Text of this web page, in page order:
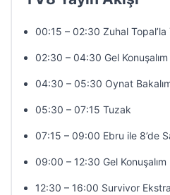
00:15 – 02:30 Zuhal
02:30 – 04:30 Gel Konuşalım
04:30 – 05:30 Oynat
05:30 – 07:15 Tuzak
07:15 – 09:00 Ebru ile 8’de
09:00 – 12:30 Gel Konuşalım
12:30 – 16:00 Survivor Ekstra